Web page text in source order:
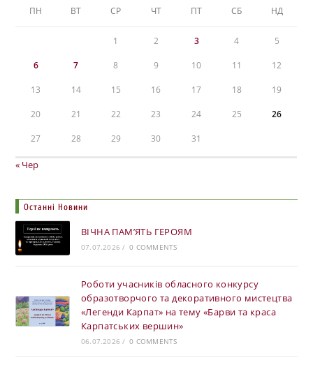
ПН ВТ СР ЧТ ПТ СБ НД
1 2 3 4 5
6 7 8 9 10 11 12
13 14 15 16 17 18 19
20 21 22 23 24 25 26
27 28 29 30 31
« Чер
Останні Новини
ВІЧНА ПАМ’ЯТЬ ГЕРОЯМ
07.07.2026 / 0 COMMENTS
Роботи учасників обласного конкурсу
образотворчого та декоративного мистецтва
«Легенди Карпат» на тему «Барви та краса
Карпатських вершин»
06.07.2026 / 0 COMMENTS